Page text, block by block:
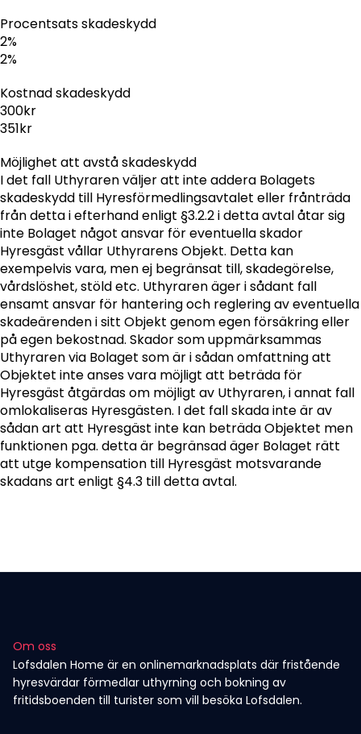
Procentsats skadeskydd
2%
2%
Kostnad skadeskydd
300kr
351kr
Möjlighet att avstå skadeskydd
I det fall Uthyraren väljer att inte addera Bolagets
skadeskydd till Hyresförmedlingsavtalet eller frånträda
från detta i efterhand enligt §3.2.2 i detta avtal åtar sig
inte Bolaget något ansvar för eventuella skador
Hyresgäst vållar Uthyrarens Objekt. Detta kan
exempelvis vara, men ej begränsat till, skadegörelse,
vårdslöshet, stöld etc. Uthyraren äger i sådant fall
ensamt ansvar för hantering och reglering av eventuella
skadeärenden i sitt Objekt genom egen försäkring eller
på egen bekostnad. Skador som uppmärksammas
Uthyraren via Bolaget som är i sådan omfattning att
Objektet inte anses vara möjligt att beträda för
Hyresgäst åtgärdas om möjligt av Uthyraren, i annat fall
omlokaliseras Hyresgästen. I det fall skada inte är av
sådan art att Hyresgäst inte kan beträda Objektet men
funktionen pga. detta är begränsad äger Bolaget rätt
att utge kompensation till Hyresgäst motsvarande
skadans art enligt §4.3 till detta avtal.
Om oss
Lofsdalen Home är en onlinemarknadsplats där fristående
hyresvärdar förmedlar uthyrning och bokning av
fritidsboenden till turister som vill besöka Lofsdalen.